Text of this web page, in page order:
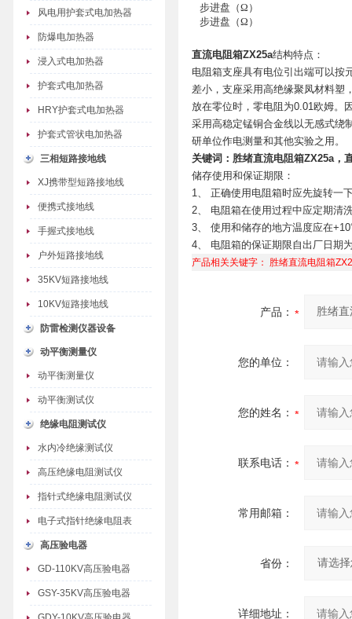
风电用护套式电加热器
防爆电加热器
浸入式电加热器
护套式电加热器
HRY护套式电加热器
护套式管状电加热器
三相短路接地线
XJ携带型短路接地线
便携式接地线
手握式接地线
户外短路接地线
35KV短路接地线
10KV短路接地线
防雷检测仪器设备
动平衡测量仪
动平衡测量仪
动平衡测试仪
绝缘电阻测试仪
水内冷绝缘测试仪
高压绝缘电阻测试仪
指针式绝缘电阻测试仪
电子式指针绝缘电阻表
高压验电器
GD-110KV高压验电器
GSY-35KV高压验电器
步进盘（Ω）
步进盘（Ω）
直流电阻箱ZX25a结构特点：
电阻箱支座具有电位引出端可以按
差小，支座采用高绝缘聚凤材料塑
放在零位时，零电阻为0.01欧姆。
采用高稳定锰铜合金线以无感式绕
研单位作电测量和其他实验之用。
关键词： 胜绪直流电阻箱ZX25a，
储存使用和保证期限：
1、 正确使用电阻箱时应先旋转一
2、 电阻箱在使用过程中应定期清
3、 使用和储存的地方温度应在
4、 电阻箱的保证期限自出厂日期
产品相关关键字： 胜绪直流电阻箱
产品：
您的单位：
您的姓名：
联系电话：
常用邮箱：
省份：
详细地址：